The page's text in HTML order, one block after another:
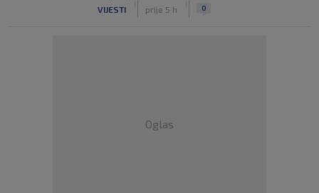
VIJESTI prije 5 h 0
Oglas